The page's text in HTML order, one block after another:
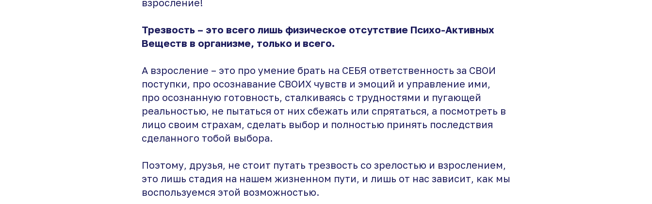
Трезвость – это всего лишь физическое отсутствие Психо-Активных
Веществ в организме, только и всего.
А взросление – это про умение брать на СЕБЯ ответственность за СВОИ
поступки, про осознавание СВОИХ чувств и эмоций и управление ими,
про осознанную готовность, сталкиваясь с трудностями и пугающей
реальностью, не пытаться от них сбежать или спрятаться, а посмотреть в
лицо своим страхам, сделать выбор и полностью принять последствия
сделанного тобой выбора.
Поэтому, друзья, не стоит путать трезвость со зрелостью и взрослением,
это лишь стадия на нашем жизненном пути, и лишь от нас зависит, как мы
воспользуемся этой возможностью.